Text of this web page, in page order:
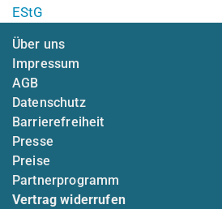
EStG
Über uns
Impressum
AGB
Datenschutz
Barrierefreiheit
Presse
Preise
Partnerprogramm
Vertrag widerrufen